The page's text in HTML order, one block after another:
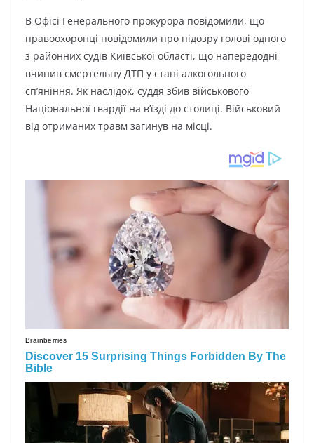
В Офісі Генерального прокурора повідомили, що
правоохоронці повідомили про підозру голові одного
з районних судів Київської області, що напередодні
вчинив смертельну ДТП у стані алкогольного
сп’яніння. Як наслідок, суддя збив військового
Національної гвардії на в’їзді до столиці. Військовий
від отриманих травм загинув на місці.